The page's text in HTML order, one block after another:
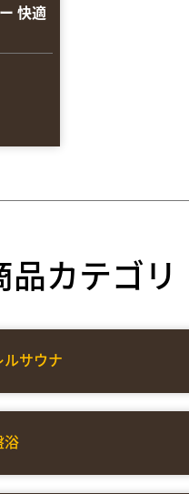
快適
品カテゴリ
ルサウナ
浴